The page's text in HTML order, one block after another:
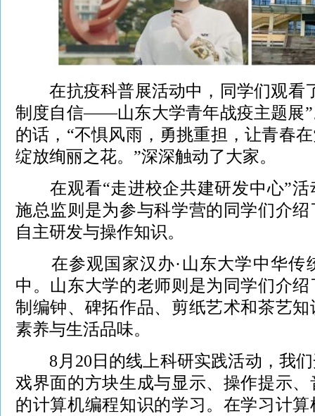
在抗疫科普展活动中，同学们观看
制度自信——山东大学青年战疫主题展
的话，“不惧风雨，勇挑重担，让青春
绽放绚丽之花。”深深触动了大家。
在观看“走进校企共建研发中心”活
施总监则是为参与科学营的同学们介
自主研发与操作知识。
在参观国家汉办·山东大学中华传
中。山东大学的老师则是为同学们介
制编钟、碑拓作品、剪纸艺术和茶艺
素养与生活品味。
8月20日的线上科研实践活动，我们
戏界面的方块生成与显示、操作提示
的计算机编程知识的学习。在学习计